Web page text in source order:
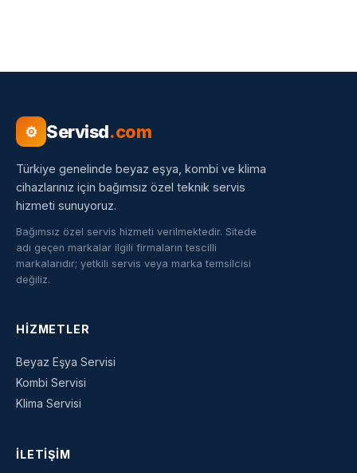
⚙ Servisd.com
Türkiye genelinde beyaz eşya, kombi ve klima
cihazlarınız için bağımsız özel teknik servis
hizmeti sunuyoruz.
Bağımsız özel servis hizmeti verilmektedir. Sitede
adı geçen markalar ilgili firmaların tescilli
markalarıdır; yetkili servis veya marka temsilcisi
değiliz.
HIZMETLER
Beyaz Eşya Servisi
Kombi Servisi
Klima Servisi
İLETIŞIM